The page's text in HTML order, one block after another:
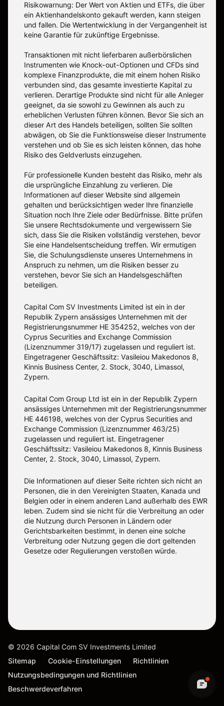
Risikowarnung: Der Wert von Aktien und ETFs, die über
ein Aktienhandelskonto gekauft werden, kann steigen
und fallen. Die Wertentwicklung in der Vergangenheit ist
keine Garantie für zukünftige Ergebnisse.
Transaktionen mit nicht lieferbaren außerbörslichen
Instrumenten wie Knock-out-Optionen und CFDs sind
komplexe Finanzprodukte, die mit einem hohen Risiko
verbunden sind, das gesamte investierte Kapital zu
verlieren. Derartige Produkte sind nicht für alle Anleger
geeignet, da sie sowohl zu Gewinnen als auch zu
erheblichen Verlusten führen können. Bevor Sie sich an
dieser Art des Handels beteiligen, sollten Sie sollten
abwägen, ob Sie die Funktionsweise dieser Instrumente
verstehen und ob Sie es sich leisten können, das hohe
Risiko des Geldverlusts einzugehen.
Für professionelle Kunden besteht das Risiko, mehr als
die ursprüngliche Einzahlung zu verlieren. Die
Informationen auf dieser Website sind allgemein
gehalten und berücksichtigen weder Ihre finanzielle
Situation noch Ihre Ziele oder Bedürfnisse. Bitte prüfen
Sie unsere Rechtsdokumente und vergewissern Sie
sich, dass Sie die Risiken vollständig verstehen, bevor
Sie eine Handelsentscheidung treffen. Wir ermutigen
Sie, die Schulungsdienste unseres Unternehmens in
Anspruch zu nehmen, um die Risiken besser zu
verstehen, bevor Sie sich an Handelsgeschäften
beteiligen.
Capital Com SV Investments Limited ist ein in der
Republik Zypern ansässiges Unternehmen mit der
Registrierungsnummer HE 354252, welches von der
Cyprus Securities and Exchange Commission
(Lizenznummer 319/17) zugelassen und reguliert ist.
Eingetragener Geschäftssitz: Vasileiou Makedonos 8,
Kinnis Business Center, 2. Stock, 3040, Limassol,
Zypern.
Capital Com Group Ltd ist ein in der Republik Zypern
ansässiges Unternehmen mit der Registrierungsnummer
ΗΕ 446198, welches von der Cyprus Securities and
Exchange Commission (Lizenznummer 463/25)
zugelassen und reguliert ist. Eingetragener
Geschäftssitz: Vasileiou Makedonos 8, Kinnis Business
Center, 2. Stock, 3040, Limassol, Zypern.
Die Informationen auf dieser Seite richten sich nicht an
Personen, die in den Vereinigten Staaten, Kanada und
Belgien oder in einem anderen Land außerhalb des EWR
leben. Zudem sind sie nicht für die Verbreitung an oder
die Nutzung durch Personen in Ländern oder
Gerichtsbarkeiten bestimmt, in denen eine solche
Verbreitung oder Nutzung gegen die dort geltenden
Gesetze oder Regulierungen verstoßen würde.
© 2026 Capital Com SV Investments Limited
Sitemap
Cookie-Einstellungen
Richtlinien
Nutzungsbedingungen und Richtlinien
Beschwerdeverfahren